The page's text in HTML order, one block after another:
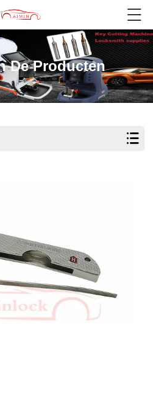
De Producten